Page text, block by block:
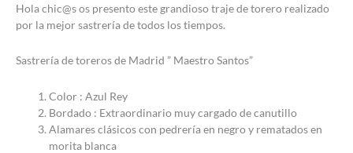
Hola chic@s os presento este grandioso traje de torero realizado
por la mejor sastrería de todos los tiempos.
Sastrería de toreros de Madrid ” Maestro Santos”
Color : Azul Rey
Bordado : Extraordinario muy cargado de canutillo
Alamares clásicos con pedrería en negro y rematados en
morita blanca